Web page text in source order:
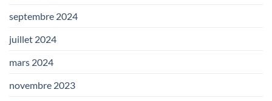
septembre 2024
juillet 2024
mars 2024
novembre 2023